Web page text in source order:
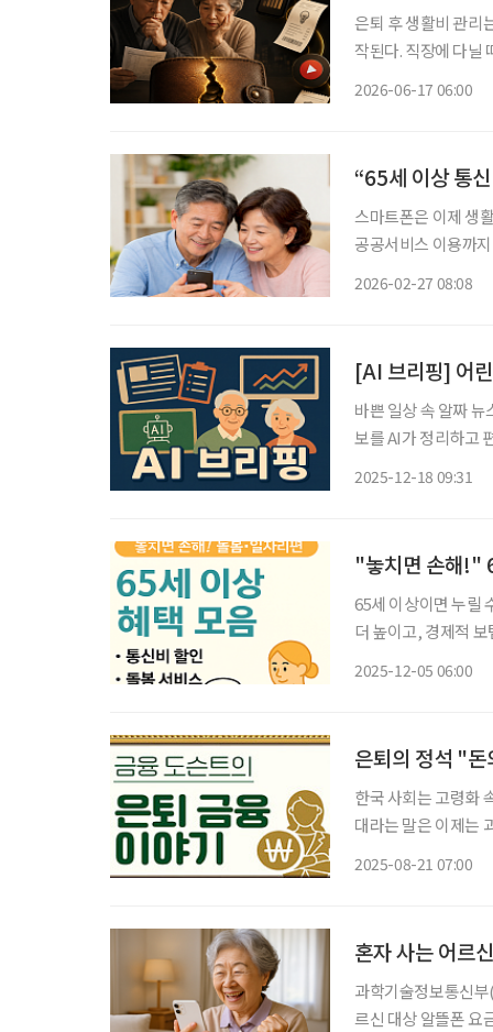
은퇴 후 생활비 관리
작된다. 직장에 다닐
2026-06-17 06:00
“65세 이상 통
스마트폰은 이제 생
공공서비스 이용까
2026-02-27 08:08
[AI 브리핑] 어
바쁜 일상 속 알짜
보를 AI가 정리하고 편집국 기자
2025-12-18 09:31
"놓치면 손해!"
65세 이상이면 누릴
더 높이고, 경제적
2025-12-05 06:00
은퇴의 정석 "
한국 사회는 고령화
대라는 말은 이제는
2025-08-21 07:00
혼자 사는 어르
과학기술정보통신
르신 대상 알뜰폰 요